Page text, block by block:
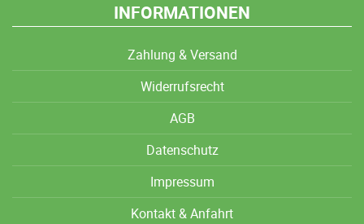
INFORMATIONEN
Zahlung & Versand
Widerrufsrecht
AGB
Datenschutz
Impressum
Kontakt & Anfahrt